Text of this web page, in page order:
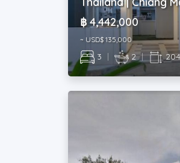
฿ 4,442,000
~ USD$ 135,000
3 | 2 |